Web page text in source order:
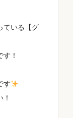
ている【グ
！
す